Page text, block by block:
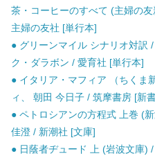
茶・コーヒーのすべて (主婦の
主婦の友社 [単行本]
● グリーンマイル シナリオ対訳
ク・ダラボン / 愛育社 [単行本]
● イタリア・マフィア （ちくま
ィ、 朝田 今日子 / 筑摩書房 [新
● ペトロシアンの方程式 上巻 (
佳澄 / 新潮社 [文庫]
● 日蔭者ヂュード 上 (岩波文庫)